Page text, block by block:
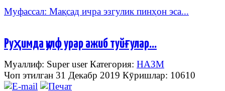
Муфассал: Мақсад ичра эзгулик пинҳон эса...
Руҳимда қулф урар ажиб туйғулар…
Муаллиф: Super userКатегория: НАЗМ
Чоп этилган 31 Декабр 2019 Кӯришлар: 10610